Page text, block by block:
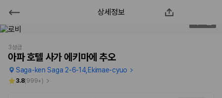
아파 호텔 사가 에키마에 추오
2000만 이용고객이 선택한 제주 렌트카 가격비교 플랫폼
상세정보
3성급
아파 호텔 사가 에키마에 추오
Saga-ken Saga 2-6-14,Ekimae-cyuo
3.8(999+)